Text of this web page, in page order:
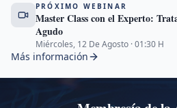
PRÓXIMO WEBINAR
Master Class con el Experto:
Agudo
Miércoles, 12 De Agosto ·01:30 H
Más información